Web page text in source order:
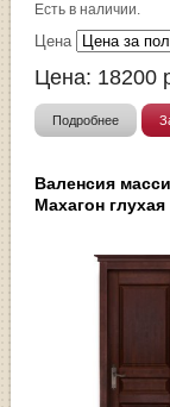
Есть в наличии.
Цена
Цена: 18200
Подробнее
Валенсия
Махагон глухая